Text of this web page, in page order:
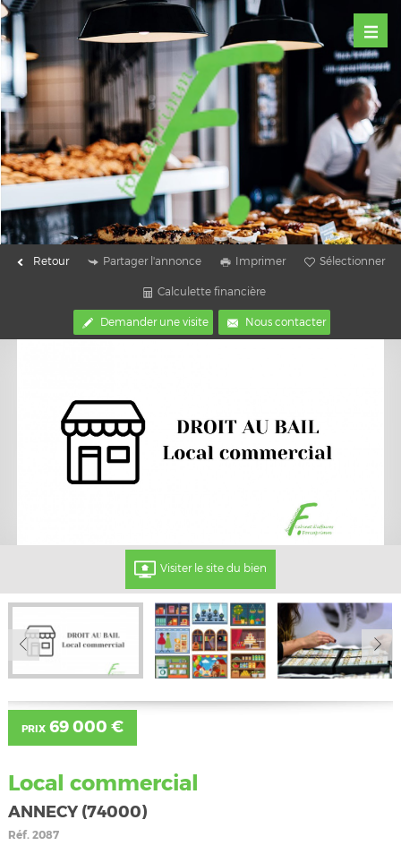
Retour Partager l'annonce Imprimer Sélectionner
Calculette financière
Demander une visite Nous contacter
Visiter le site du bien
PRIX69 000 €
Local commercial
ANNECY (74000)
Réf.2087